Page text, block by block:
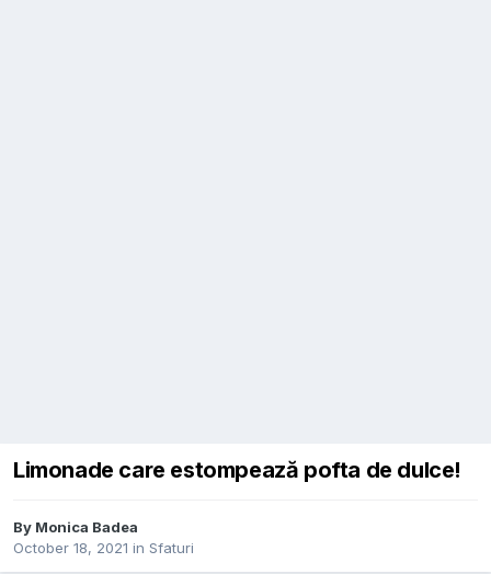
Limonade care estompează pofta de dulce!
By Monica Badea
October 18, 2021 in Sfaturi